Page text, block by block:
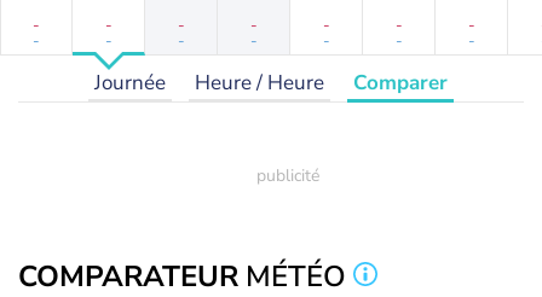
-
-
-
-
-
-
-
-
-
-
-
-
-
-
Journée Heure / Heure Comparer
COMPARATEUR MÉTÉO